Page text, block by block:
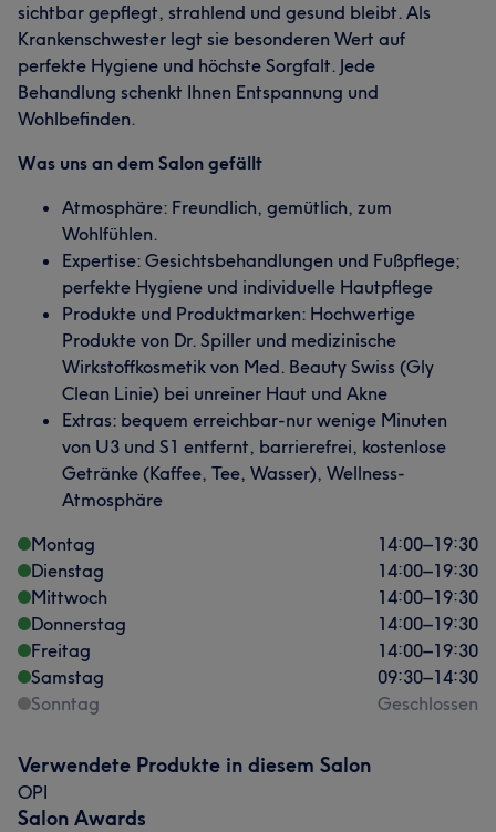
sichtbar gepflegt, strahlend und gesund bleibt. Als
Krankenschwester legt sie besonderen Wert auf
perfekte Hygiene und höchste Sorgfalt. Jede
Behandlung schenkt Ihnen Entspannung und
Wohlbefinden.
Was uns an dem Salon gefällt
Atmosphäre: Freundlich, gemütlich, zum
Wohlfühlen.
Expertise: Gesichtsbehandlungen und Fußpflege;
perfekte Hygiene und individuelle Hautpflege
Produkte und Produktmarken: Hochwertige
Produkte von Dr. Spiller und medizinische
Wirkstoffkosmetik von Med. Beauty Swiss (Gly
Clean Linie) bei unreiner Haut und Akne
Extras: bequem erreichbar-nur wenige Minuten
von U3 und S1 entfernt, barrierefrei, kostenlose
Getränke (Kaffee, Tee, Wasser), Wellness-
Atmosphäre
Montag
14:00–19:30
Dienstag
14:00–19:30
Mittwoch
14:00–19:30
Donnerstag
14:00–19:30
Freitag
14:00–19:30
Samstag
09:30–14:30
Sonntag
Geschlossen
Verwendete Produkte in diesem Salon
OPI
Salon Awards